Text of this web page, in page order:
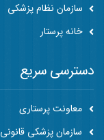
سازمان نظام پزشکی
خانه پرستار
دسترسی سریع
معاونت پرستاری
سازمان پزشکی قانونی